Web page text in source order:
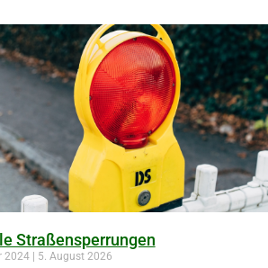
Straßensperrungen
2024 5. August 2026